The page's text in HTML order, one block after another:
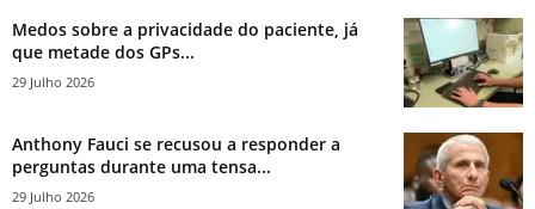
Medos sobre a privacidade do paciente, já
que metade dos GPs...
29 Julho 2026
Anthony Fauci se recusou a responder a
perguntas durante uma tensa...
29 Julho 2026